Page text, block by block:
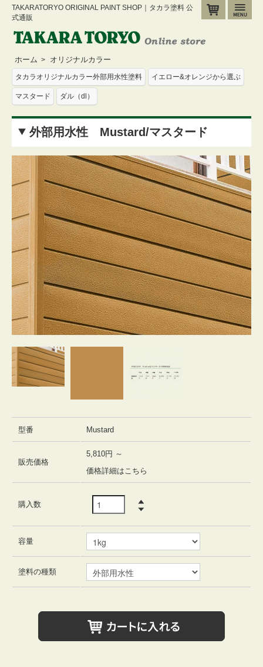
カート
TAKARATORYO ORIGINAL PAINT SHOP｜タカラ塗料 公
式通販
ホーム > オリジナルカラー
タカラオリジナルカラー外部用水性塗料 イエロー&オレンジから選ぶ
マスタード ダル（dl）
外部用水性 Mustard/マスタード
型番 Mustard
販売価格
5,810円 ～
価格詳細はこちら
購入数
容量
塗料の種類